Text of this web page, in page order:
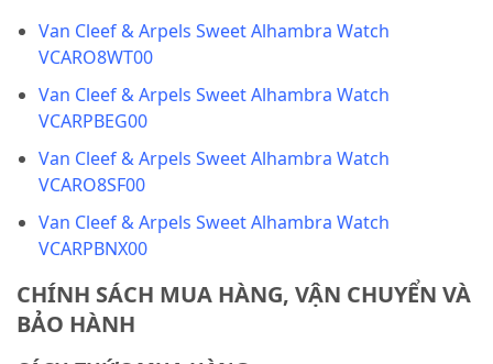
Van Cleef & Arpels Sweet Alhambra Watch
VCARO8WT00
Van Cleef & Arpels Sweet Alhambra Watch
VCARPBEG00
Van Cleef & Arpels Sweet Alhambra Watch
VCARO8SF00
Van Cleef & Arpels Sweet Alhambra Watch
VCARPBNX00
CHÍNH SÁCH MUA HÀNG, VẬN CHUYỂN VÀ
BẢO HÀNH